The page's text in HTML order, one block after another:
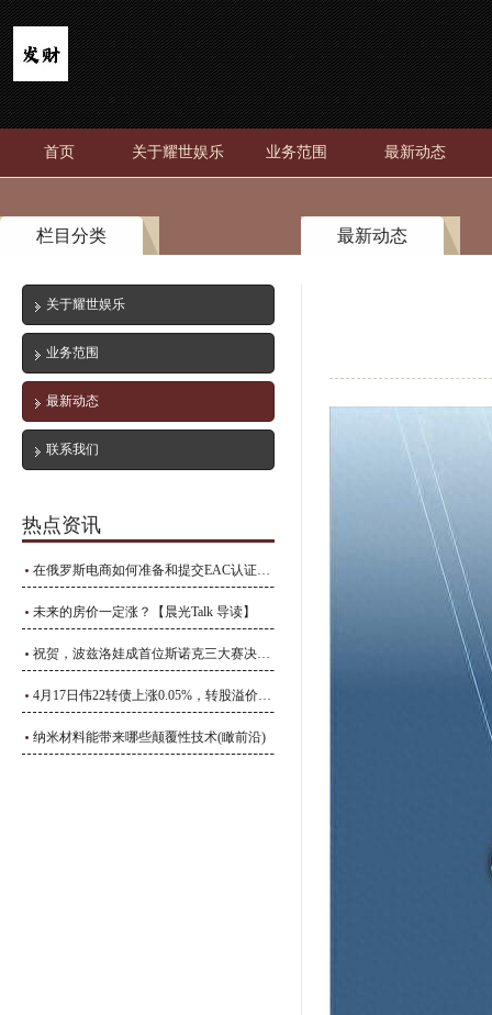
首页 关于耀世娱乐 业务范围 最新动态
栏目分类
关于耀世娱乐
业务范围
最新动态
联系我们
热点资讯
在俄罗斯电商如何准备和提交EAC认证和GOST-R认证的申请资料？_测试_文件_产品
未来的房价一定涨？【晨光Talk 导读】
祝贺，波兹洛娃成首位斯诺克三大赛决赛全部执法过的女裁判
4月17日伟22转债上涨0.05%，转股溢价率65.23%
纳米材料能带来哪些颠覆性技术(瞰前沿)
最新动态